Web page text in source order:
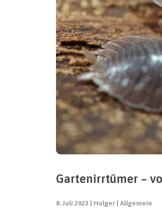
Gartenirrtümer –
8. Juli 2023 Holger Allgemein